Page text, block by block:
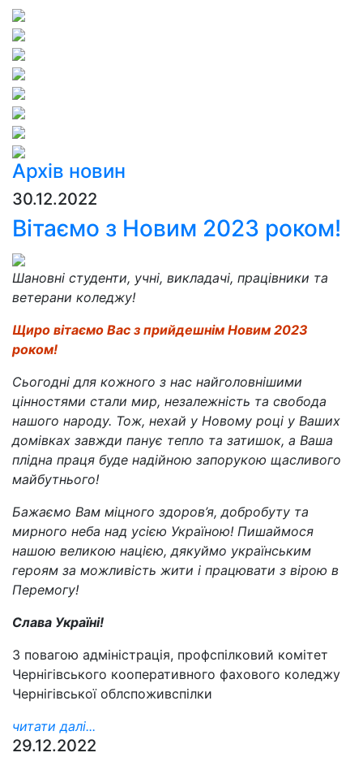
Архів новин
30.12.2022
Вітаємо з Новим 2023 роком!
Шановні студенти, учні, викладачі, працівники та
ветерани коледжу!
Щиро вітаємо Вас з прийдешнім Новим 2023
роком!
Сьогодні для кожного з нас найголовнішими
цінностями стали мир, незалежність та свобода
нашого народу. Тож, нехай у Новому році у Ваших
домівках завжди панує тепло та затишок, а Ваша
плідна праця буде надійною запорукою щасливого
майбутнього!
Бажаємо Вам міцного здоров’я, добробуту та
мирного неба над усією Україною! Пишаймося
нашою великою нацією, дякуймо українським
героям за можливість жити і працювати з вірою в
Перемогу!
Слава Україні!
З повагою адміністрація, профспілковий комітет
Чернігівського кооперативного фахового коледжу
Чернігівської облспоживспілки
читати далі...
29.12.2022